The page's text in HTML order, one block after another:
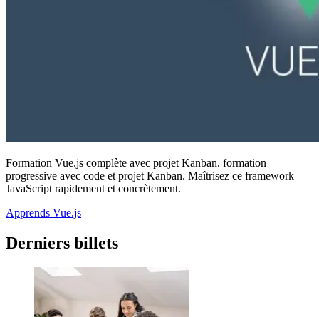
Formation Vue.js complète avec projet Kanban. formation
progressive avec code et projet Kanban. Maîtrisez ce framework
JavaScript rapidement et concrètement.
Apprends Vue.js
Derniers billets